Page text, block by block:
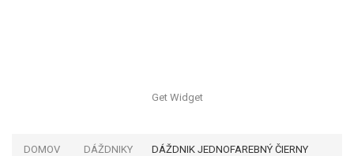
Get Widget
DOMOV DÁŽDNIKY
DÁŽDNIK JEDNOFAREBNÝ ČIERNY